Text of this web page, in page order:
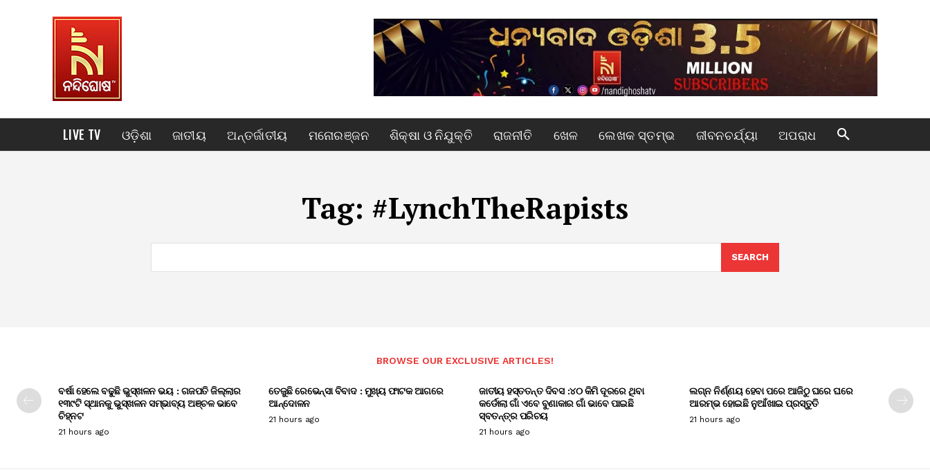
LIVE TV ଓଡ଼ିଶା ଜାତୀୟ ଅନ୍ତର୍ଜାତୀୟ ମନୋରଞ୍ଜନ ଶିକ୍ଷା ଓ ନିଯୁକ୍ତି ରାଜନୀତି ଖେଳ ଲେଖକ ସ୍ତମ୍ଭ ଜୀବନଚର୍ଯ୍ୟା ଅପରାଧ
Tag: #LynchTheRapists
SEARCH
BROWSE OUR EXCLUSIVE ARTICLES!
ବର୍ଷା ହେଲେ ବଢୁଛି ଭୁସ୍ଖଳନ ଭୟ : ଗଜପତି ଜିଲ୍ଲାର
୧୩୯ଟି ସ୍ଥାନକୁ ଭୁସ୍ଖଳନ ସମ୍ଭାବ୍ୟ ଅଞ୍ଚଳ ଭାବେ
ଚିହ୍ନଟ
21 hours ago
ତେଜୁଛି ରେଭେନ୍ସା ବିବାଦ : ମୁଖ୍ୟ ଫାଟକ ଆଗରେ
ଆନ୍ଦୋଳନ
21 hours ago
ଜାତୀୟ ହସ୍ତତନ୍ତ ଦିବସ :୪୦ କିମି ଦୂରରେ ଥିବା
କର୍ଡୋଲା ଗାଁ ଏବେ ବୁଣାକାର ଗାଁ ଭାବେ ପାଇଛି
ସ୍ବତନ୍ତ୍ର ପରିଚୟ
21 hours ago
ଲଗ୍ନ ନିର୍ଣ୍ଣୟ ହେବା ପରେ ଆଜିଠୁ ଘରେ ଘରେ
ଆରମ୍ଭ ହୋଇଛି ନୁଆଁଖାଇ ପ୍ରସ୍ତୁତି
21 hours ago